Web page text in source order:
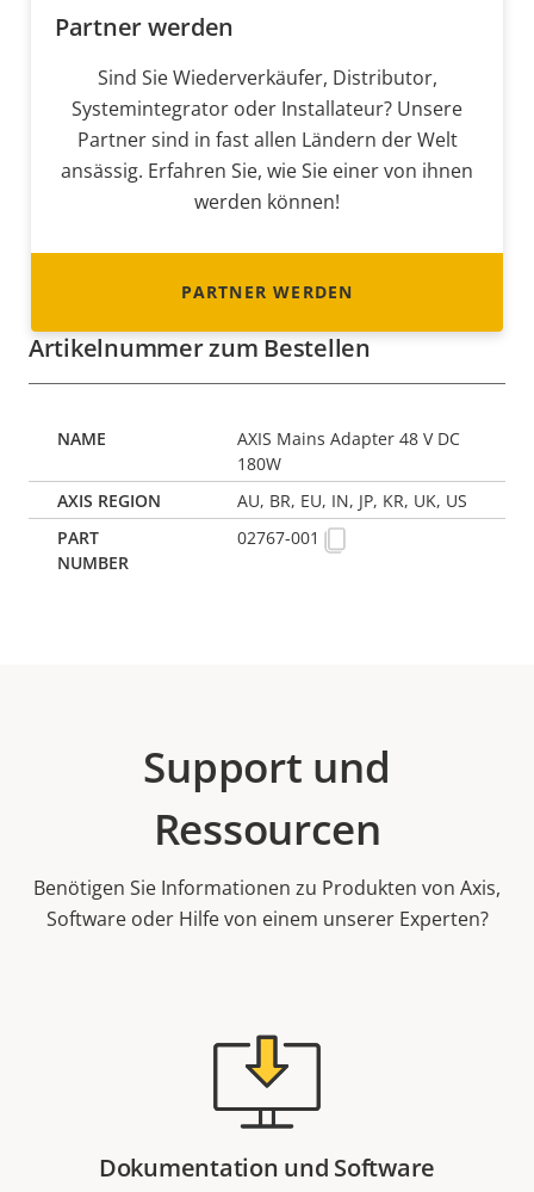
Partner werden
Sind Sie Wiederverkäufer, Distributor,
Systemintegrator oder Installateur? Unsere
Partner sind in fast allen Ländern der Welt
ansässig. Erfahren Sie, wie Sie einer von ihnen
werden können!
PARTNER WERDEN
Artikelnummer zum Bestellen
AXIS Mains Adapter 48 V DC
180W
AU, BR, EU, IN, JP, KR, UK, US
02767-001
Support und
Ressourcen
Benötigen Sie Informationen zu Produkten von Axis,
Software oder Hilfe von einem unserer Experten?
Dokumentation und Software